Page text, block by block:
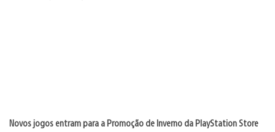
Novos jogos entram para a Promoção de Inverno da PlayStation Store